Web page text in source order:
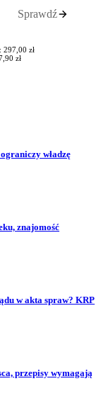
Sprawdź
297,00 zł
zł
władzę
znajomość
w akta spraw? KRP
przepisy wymagają